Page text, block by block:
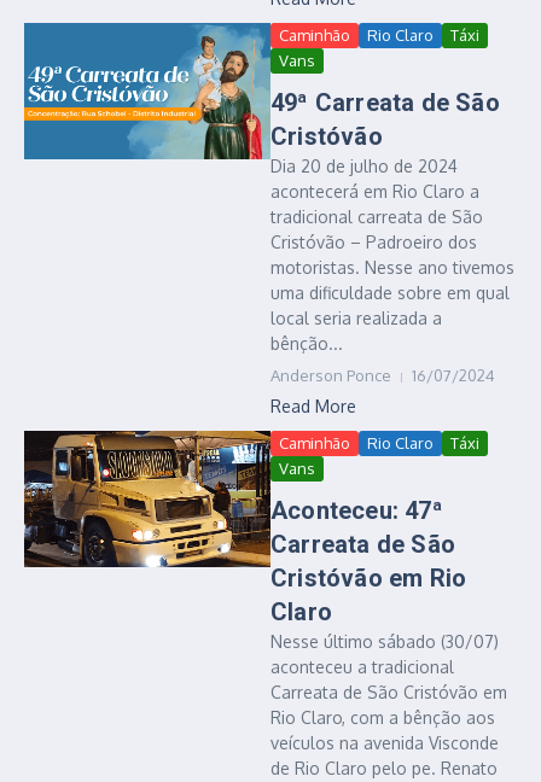
Caminhão Rio Claro
Táxi
Vans
49ª Carreata de São
Cristóvão
Dia 20 de julho de 2024
acontecerá em Rio Claro a
tradicional carreata de São
Cristóvão – Padroeiro dos
motoristas. Nesse ano tivemos
uma dificuldade sobre em qual
local seria realizada a
bênção...
Anderson Ponce 16/07/2024
Read More
Caminhão Rio Claro
Táxi
Vans
Aconteceu: 47ª
Carreata de São
Cristóvão em Rio
Claro
Nesse último sábado (30/07)
aconteceu a tradicional
Carreata de São Cristóvão em
Rio Claro, com a bênção aos
veículos na avenida Visconde
de Rio Claro pelo pe. Renato